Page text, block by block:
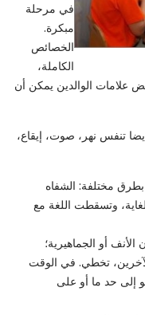
في مرحلة
مبكرة.
الخصائص
الكاملة،
علامات الوالدين يمكن أن
تنفس نهر، صوت، إيقاع،
مختلفة: الشفاه
وتسقطت اللغة مع
أو الجماهيرية؛
تخطي. في الوقت
إلى حد ما أو على